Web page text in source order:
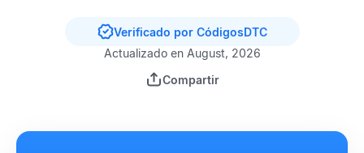
Verificado por CódigosDTC
Actualizado en August, 2026
Compartir